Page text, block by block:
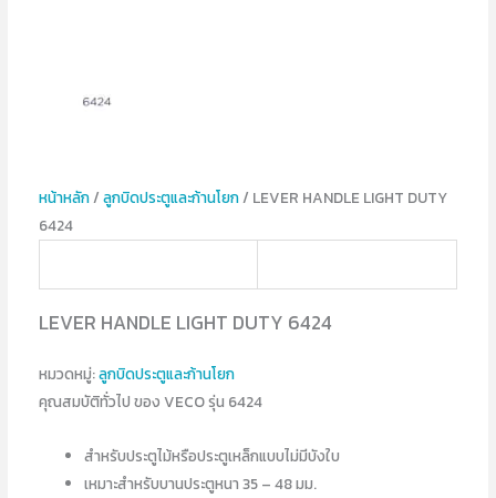
หน้าหลัก/ ลูกบิดประตูและก้านโยก/ LEVER HANDLE LIGHT DUTY
6424
LEVER HANDLE LIGHT DUTY 6424
หมวดหมู่:ลูกบิดประตูและก้านโยก
คุณสมบัติทั่วไป ของ VECO รุ่น 6424
สำหรับประตูไม้หรือประตูเหล็กแบบไม่มีบังใบ
เหมาะสำหรับบานประตูหนา 35 – 48 มม.